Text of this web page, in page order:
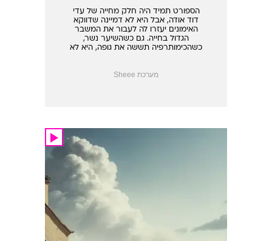
מסרטן השד
הספורט תמיד היה חלק מחייה של עדי
דוד אודה, אבל היא לא דמיינה שדווקא
האימונים יעזרו לה לעבור את המשבר
הגדול בחייה. גם כשהשיער נשר,
כשהכימותרפיה תששה את גופה, היא לא
מערכת Sheee